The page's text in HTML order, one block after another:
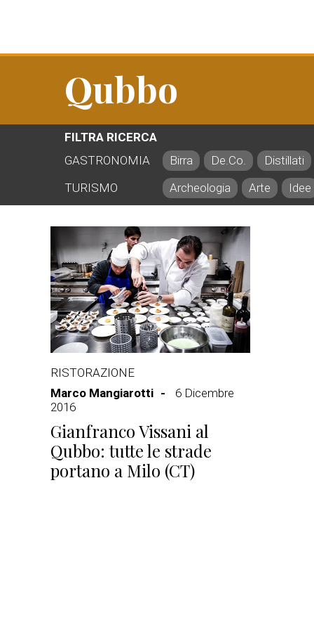
Qubbo
FILTRA RICERCA
GASTRONOMIA
Birra De.Co.
Distillati
TURISMO
Archeologia Arte Idee
RISTORAZIONE
Marco Mangiarotti
6 Dicembre
2016
Gianfranco Vissani al
Qubbo: tutte le strade
portano a Milo (CT)